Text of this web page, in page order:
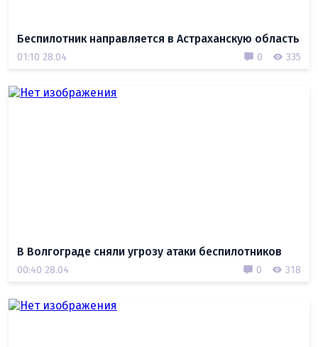
Беспилотник направляется в Астраханскую область
01:10 28.04 0 335
В Волгограде сняли угрозу атаки беспилотников
00:40 28.04 0 318